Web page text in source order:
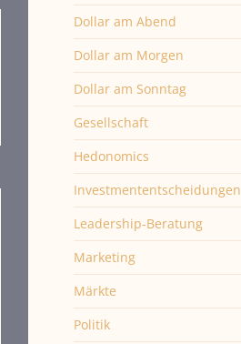
Dollar am Abend
Dollar am Morgen
Dollar am Sonntag
Gesellschaft
Hedonomics
Investmententscheidungen
Leadership-Beratung
Marketing
Märkte
Politik